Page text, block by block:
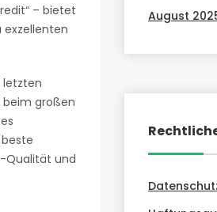
– bietet
exzellenten
letzten
beim großen
Qualität und
August